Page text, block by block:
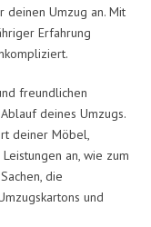
deinen Umzug an. Mit
Erfahrung
freundlichen
deines Umzugs.
deiner Möbel,
an, wie zum
die
und